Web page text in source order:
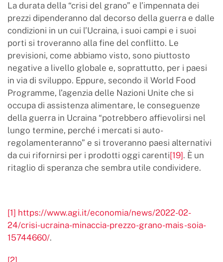
La durata della “crisi del grano” e l’impennata dei
prezzi dipenderanno dal decorso della guerra e dalle
condizioni in un cui l’Ucraina, i suoi campi e i suoi
porti si troveranno alla fine del conflitto. Le
previsioni, come abbiamo visto, sono piuttosto
negative a livello globale e, soprattutto, per i paesi
in via di sviluppo. Eppure, secondo il World Food
Programme, l’agenzia delle Nazioni Unite che si
occupa di assistenza alimentare, le conseguenze
della guerra in Ucraina “potrebbero affievolirsi nel
lungo termine, perché i mercati si auto-
regolamenteranno” e si troveranno paesi alternativi
da cui rifornirsi per i prodotti oggi carenti[19]. È un
ritaglio di speranza che sembra utile condividere.
[1] https://www.agi.it/economia/news/2022-02-
24/crisi-ucraina-minaccia-prezzo-grano-mais-soia-
15744660/.